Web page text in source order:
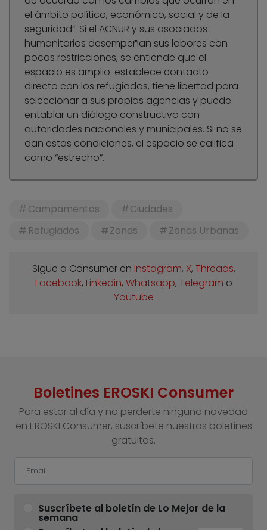
el ámbito político, económico, social y de la
seguridad”. Si el ACNUR y sus asociados
humanitarios desempeñan sus labores con
pocas restricciones, se entiende que el
espacio es amplio: establece contacto
directo con los refugiados, tiene libertad para
seleccionar a sus propias agencias y puede
entablar un diálogo constructivo con
autoridades nacionales y municipales. Si no se
dan estas condiciones, el espacio se califica
como “estrecho”.
Campamentos
Ciudades
Refugiados
Zonas Zonas Urbanas
Sigue a Consumer en Instagram, X, Threads,
Facebook, Linkedin, Whatsapp, Telegram o
Youtube
Boletines EROSKI Consumer
Para estar al día y no perderte ninguna novedad
en EROSKI Consumer, suscríbete nuestros boletines
gratuitos.
Suscríbete al boletín de Lo Mejor de la
semana